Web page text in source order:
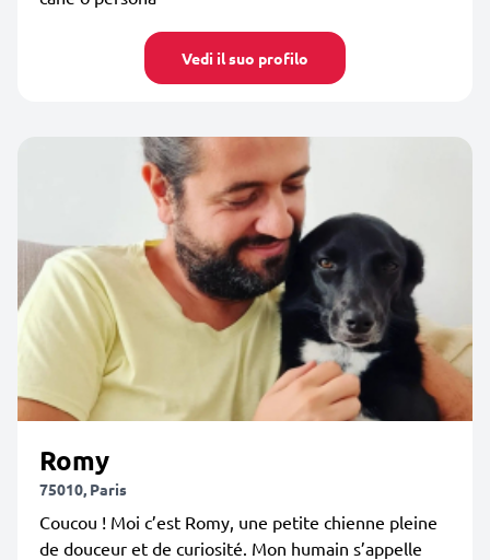
Vedi il suo profilo
Romy
75010, Paris
Coucou ! Moi c’est Romy, une petite chienne pleine
de douceur et de curiosité. Mon humain s’appelle